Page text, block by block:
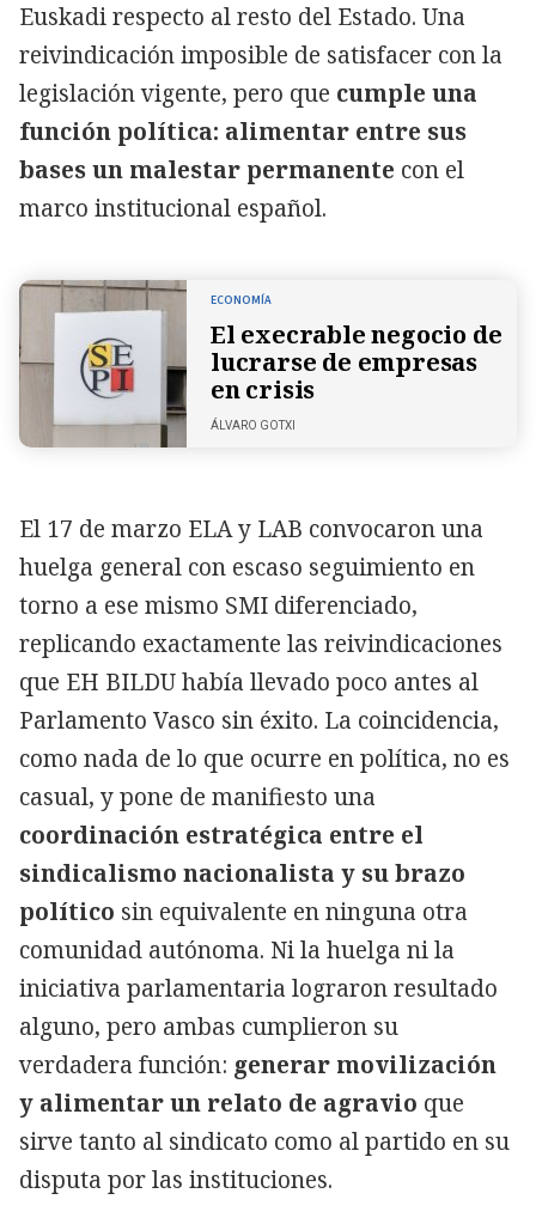
Euskadi respecto al resto del Estado. Una
reivindicación imposible de satisfacer con la
legislación vigente, pero que cumple una
función política: alimentar entre sus
bases un malestar permanente con el
marco institucional español.
ECONOMÍA
El execrable negocio de
lucrarse de empresas
en crisis
ÁLVARO GOTXI
El 17 de marzo ELA y LAB convocaron una
huelga general con escaso seguimiento en
torno a ese mismo SMI diferenciado,
replicando exactamente las reivindicaciones
que EH BILDU había llevado poco antes al
Parlamento Vasco sin éxito. La coincidencia,
como nada de lo que ocurre en política, no es
casual, y pone de manifiesto una
coordinación estratégica entre el
sindicalismo nacionalista y su brazo
político sin equivalente en ninguna otra
comunidad autónoma. Ni la huelga ni la
iniciativa parlamentaria lograron resultado
alguno, pero ambas cumplieron su
verdadera función: generar movilización
y alimentar un relato de agravio que
sirve tanto al sindicato como al partido en su
disputa por las instituciones.